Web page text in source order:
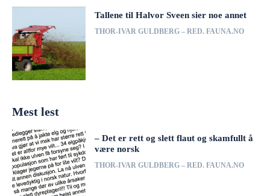
Tallene til Halvor Sveen sier noe annet
THOR-IVAR GULDBERG – RED. FAUNA.NO
Mest lest
– Det er rett og slett flaut og skamfullt å
være norsk
THOR-IVAR GULDBERG – RED. FAUNA.NO